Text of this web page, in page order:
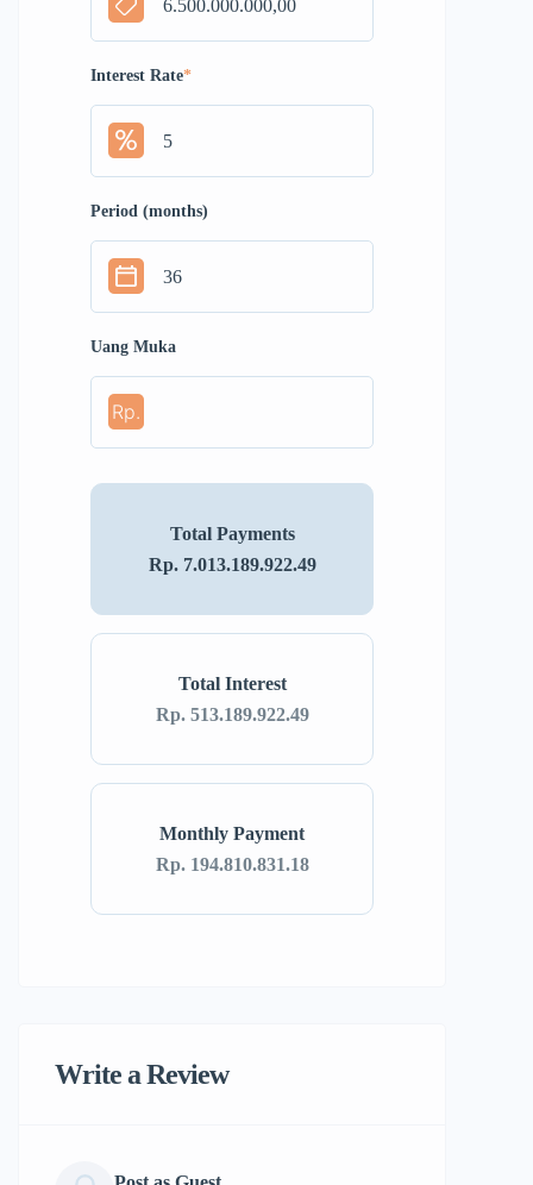
Interest Rate*
Period (months)
Uang Muka
Rp.
Monthly Payment
Rp. 194.810.831.18
Total Interest
Rp. 513.189.922.49
Total Payments
Rp. 7.013.189.922.49
Write a Review